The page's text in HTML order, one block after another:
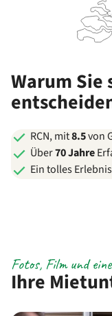
Warum Sie
RCN, mit8.5von
Über70 Jahre
Ein tolles
Ihre
Fotos, Film und